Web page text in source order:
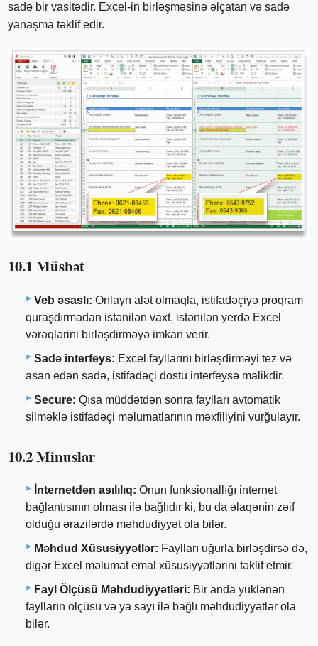
sadə bir vasitədir. Excel-in birləşməsinə əlçatan və sadə
yanaşma təklif edir.
10.1 Müsbət
Veb əsaslı: Onlayn alət olmaqla, istifadəçiyə proqram
quraşdırmadan istənilən vaxt, istənilən yerdə Excel
vərəqlərini birləşdirməyə imkan verir.
Sadə interfeys: Excel fayllarını birləşdirməyi tez və
asan edən sadə, istifadəçi dostu interfeysə malikdir.
Secure: Qısa müddətdən sonra faylları avtomatik
silməklə istifadəçi məlumatlarının məxfiliyini vurğulayır.
10.2 Minuslar
İnternetdən asılılıq: Onun funksionallığı internet
bağlantısının olması ilə bağlıdır ki, bu da əlaqənin zəif
olduğu ərazilərdə məhdudiyyət ola bilər.
Məhdud Xüsusiyyətlər: Faylları uğurla birləşdirsə də,
digər Excel məlumat emal xüsusiyyətlərini təklif etmir.
Fayl Ölçüsü Məhdudiyyətləri: Bir anda yüklənən
faylların ölçüsü və ya sayı ilə bağlı məhdudiyyətlər ola
bilər.